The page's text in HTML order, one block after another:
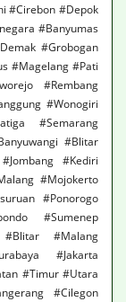
#Cirebon #Depok
#Banyumas
#Grobogan
#Magelang #Pati
#Rembang
#Wonogiri
#Semarang
#Blitar
#Kediri
#Mojokerto
#Ponorogo
#Sumenep
#Malang
#Jakarta
#Timur #Utara
#Cilegon